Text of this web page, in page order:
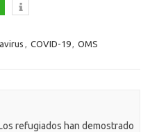
, COVID-19, OMS
refugiados han demostrado